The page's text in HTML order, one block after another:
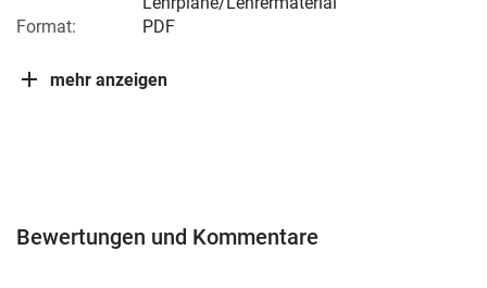
Format:
PDF
mehr anzeigen
Bewertungen und Kommentare